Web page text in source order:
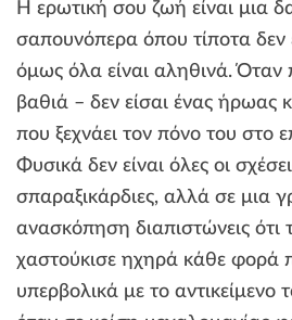
Η ερωτική σου ζωή είναι μια
σαπουνόπερα όπου τίποτα δεν
όμως όλα είναι αληθινά.
βαθιά – δεν είσαι ένας ήρωας
που ξεχνάει τον πόνο του στο
Φυσικά δεν είναι όλες οι
σπαραξικάρδιες, αλλά σε μια
ανασκόπηση διαπιστώνεις ότι
χαστούκισε ηχηρά κάθε φορά
υπερβολικά με το